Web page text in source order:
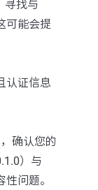
寻找与
可能会提
认证信息
，确认您的
）与
问题。